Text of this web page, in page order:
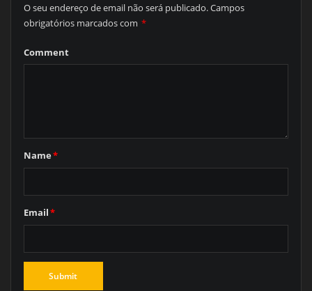
O seu endereço de email não será publicado.Campos
obrigatórios marcados com *
Comment
Name*
Email*